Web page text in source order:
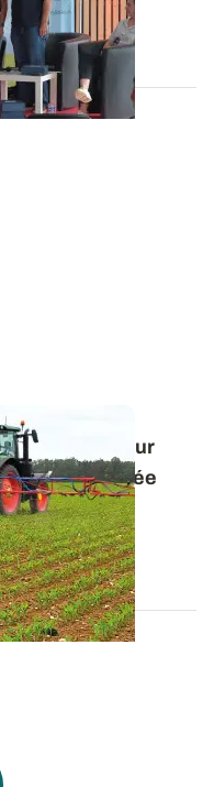
pulvérisateur
surface traitée
est souvent